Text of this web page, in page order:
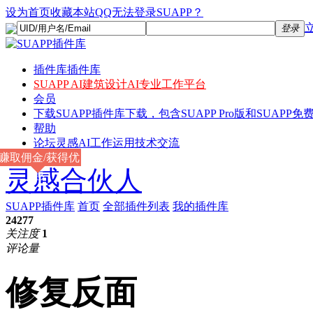
设为首页收藏本站QQ无法登录SUAPP？
登录
插件库插件库
SUAPP AI建筑设计AI专业工作平台
会员
下载SUAPP插件库下载，包含SUAPP Pro版和SUAPP免
帮助
论坛灵感AI工作运用技术交流
灵感合伙人
取佣金/获得优
惠
SUAPP插件库 首页 全部插件列表 我的插件库
24277
关注度 1
评论量
修复反面